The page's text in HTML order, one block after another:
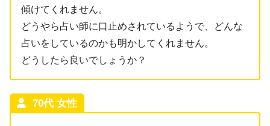
傾けてくれません。
どうやら占い師に口止めされているようで、どんな
占いをしているのかも明かしてくれません。
どうしたら良いでしょうか？
70代 女性